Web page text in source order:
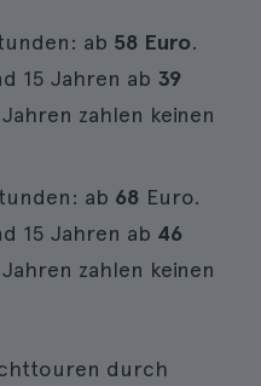
ab 58 Euro.
15 Jahren ab 39
zahlen keinen
ab 68 Euro.
15 Jahren ab 46
zahlen keinen
durch